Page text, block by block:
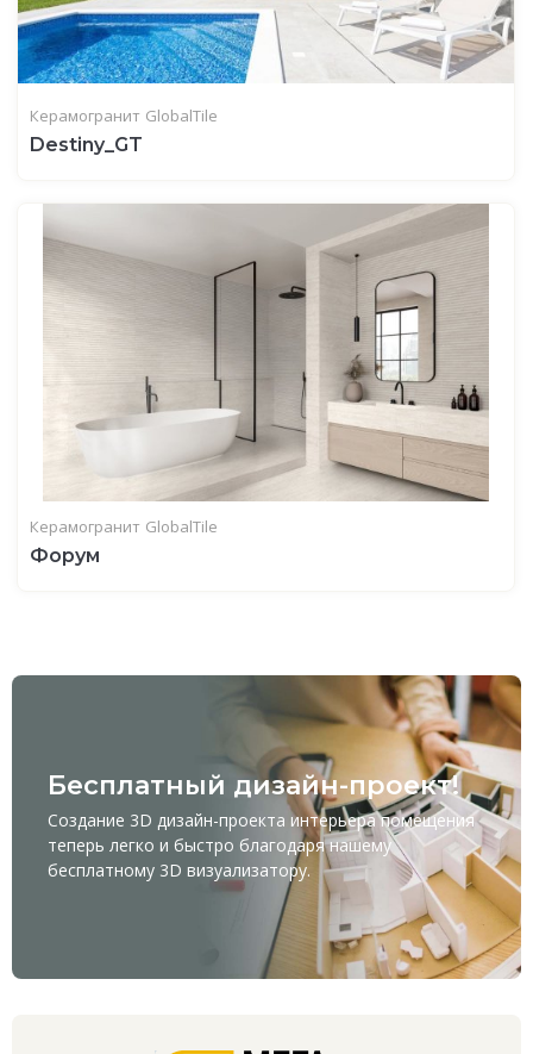
Керамогранит GlobalTile
Destiny_GT
Керамогранит GlobalTile
Форум
Бесплатный дизайн-проект!
Создание 3D дизайн-проекта интерьера помещения
теперь легко и быстро благодаря нашему
бесплатному 3D визуализатору.